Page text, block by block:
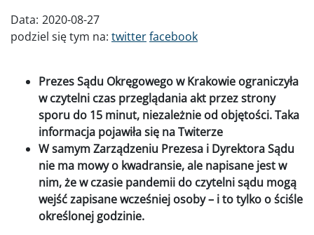
Data: 2020-08-27
podziel się tym na: twitterfacebook
Prezes Sądu Okręgowego w Krakowie ograniczyła
w czytelni czas przeglądania akt przez strony
sporu do 15 minut, niezależnie od objętości. Taka
informacja pojawiła się na Twiterze
W samym Zarządzeniu Prezesa i Dyrektora Sądu
nie ma mowy o kwadransie, ale napisane jest w
nim, że w czasie pandemii do czytelni sądu mogą
wejść zapisane wcześniej osoby – i to tylko o ściśle
określonej godzinie.